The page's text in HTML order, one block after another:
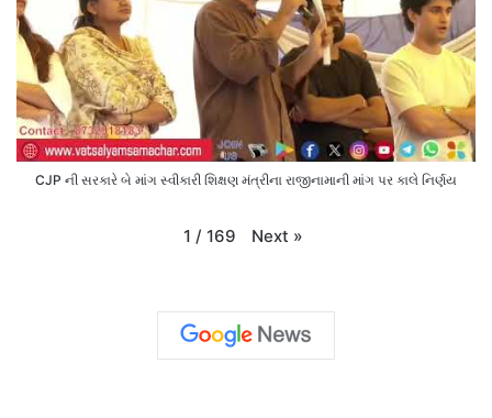
CJP ની સરકારે બે માંગ સ્વીકારી શિક્ષણ મંત્રીના રાજીનામાની માંગ પર કાલે નિર્ણય
1 / 169 Next »